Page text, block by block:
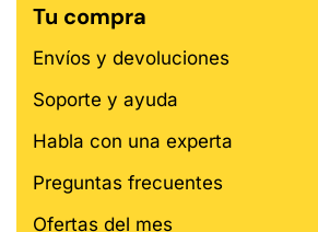
Tu compra
Envíos y devoluciones
Soporte y ayuda
Habla con una experta
Preguntas frecuentes
Ofertas del mes